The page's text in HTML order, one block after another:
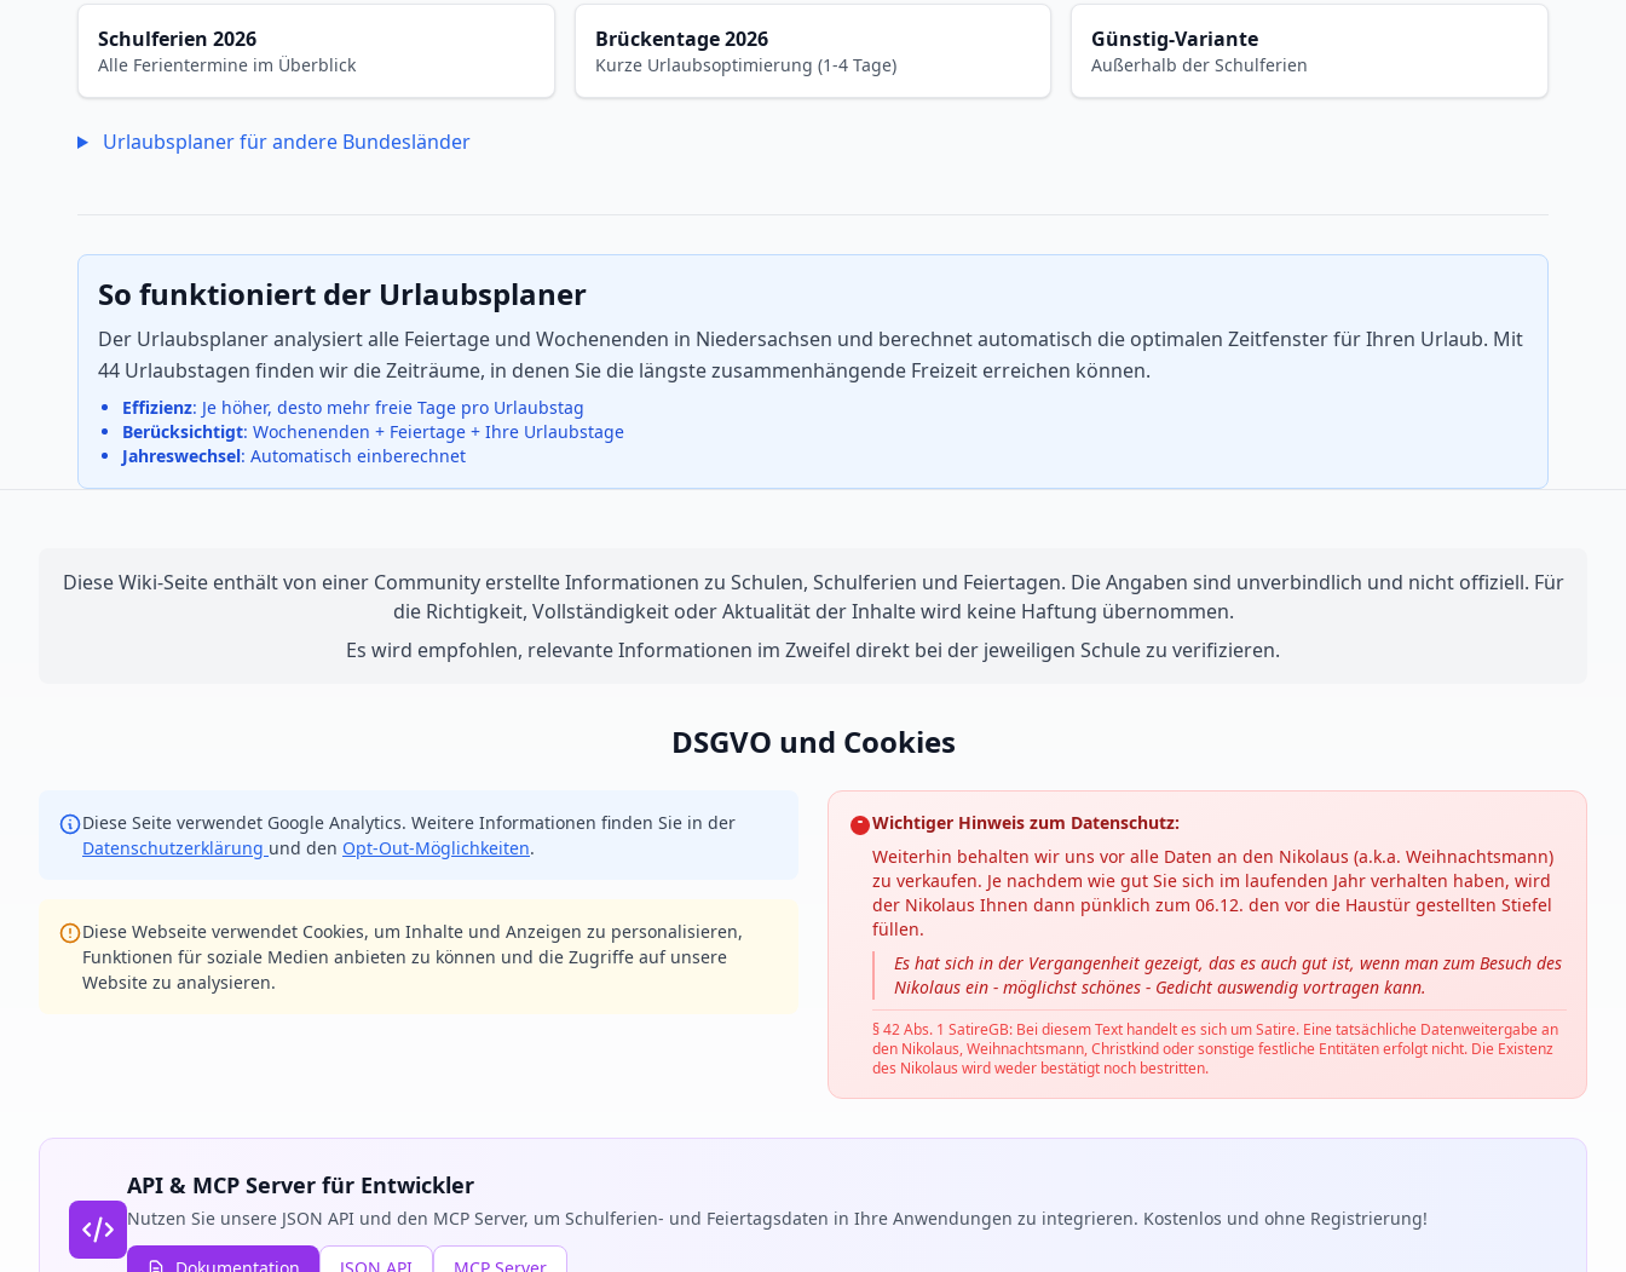
Schulferien 2026
Alle Ferientermine im Überblick
Brückentage 2026
Kurze Urlaubsoptimierung (1-4 Tage)
Günstig-Variante
Außerhalb der Schulferien
Urlaubsplaner für andere Bundesländer
So funktioniert der Urlaubsplaner
Der Urlaubsplaner analysiert alle Feiertage und Wochenenden in Niedersachsen und berechnet automatisch die optimalen Zeitfenster für Ihren Urlaub. Mit
44 Urlaubstagen finden wir die Zeiträume, in denen Sie die längste zusammenhängende Freizeit erreichen können.
Effizienz: Je höher, desto mehr freie Tage pro Urlaubstag
Berücksichtigt: Wochenenden + Feiertage + Ihre Urlaubstage
Jahreswechsel: Automatisch einberechnet
Diese Wiki-Seite enthält von einer Community erstellte Informationen zu Schulen, Schulferien und Feiertagen. Die Angaben sind unverbindlich und nicht offiziell. Für
die Richtigkeit, Vollständigkeit oder Aktualität der Inhalte wird keine Haftung übernommen.
Es wird empfohlen, relevante Informationen im Zweifel direkt bei der jeweiligen Schule zu verifizieren.
DSGVO und Cookies
Diese Seite verwendet Google Analytics. Weitere Informationen finden Sie in der
Datenschutzerklärung und den Opt-Out-Möglichkeiten.
Diese Webseite verwendet Cookies, um Inhalte und Anzeigen zu personalisieren,
Funktionen für soziale Medien anbieten zu können und die Zugriffe auf unsere
Website zu analysieren.
Wichtiger Hinweis zum Datenschutz:
Weiterhin behalten wir uns vor alle Daten an den Nikolaus (a.k.a. Weihnachtsmann)
zu verkaufen. Je nachdem wie gut Sie sich im laufenden Jahr verhalten haben, wird
der Nikolaus Ihnen dann pünklich zum 06.12. den vor die Haustür gestellten Stiefel
füllen.
Es hat sich in der Vergangenheit gezeigt, das es auch gut ist, wenn man zum Besuch des
Nikolaus ein - möglichst schönes - Gedicht auswendig vortragen kann.
§ 42 Abs. 1 SatireGB: Bei diesem Text handelt es sich um Satire. Eine tatsächliche Datenweitergabe an
den Nikolaus, Weihnachtsmann, Christkind oder sonstige festliche Entitäten erfolgt nicht. Die Existenz
des Nikolaus wird weder bestätigt noch bestritten.
API & MCP Server für Entwickler
Nutzen Sie unsere JSON API und den MCP Server, um Schulferien- und Feiertagsdaten in Ihre Anwendungen zu integrieren. Kostenlos und ohne Registrierung!